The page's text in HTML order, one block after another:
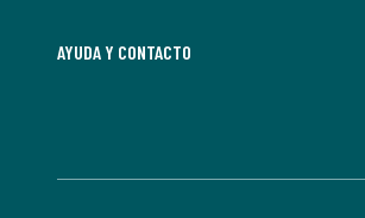
AYUDA Y CONTACTO